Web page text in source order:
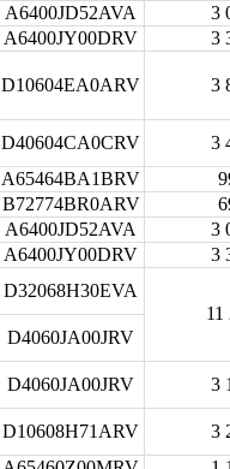
A6400JD52AVA
3
A6400JY00DRV
3
D10604EA0ARV 3
D40604CA0CRV
3
A65464BA1BRV
B72774BR0ARV
A6400JD52AVA
3
A6400JY00DRV 3
D32068H30EVA
11
D4060JA00JRV
D4060JA00JRV
3
D10608H71ARV
3